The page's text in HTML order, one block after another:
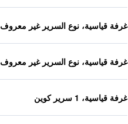
غرفة قياسية، نوع السرير غير معروف
غرفة قياسية، نوع السرير غير معروف
غرفة قياسية، 1 سرير كوين